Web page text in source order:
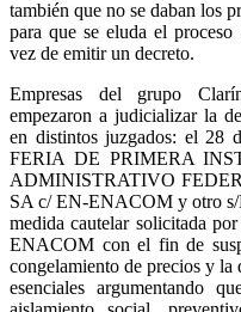
también que no se daban los
para que se eluda el
vez de emitir un decreto.
Empresas del grupo
empezaron a judicializar la
en distintos juzgados: el 28
FERIA DE PRIMERA
ADMINISTRATIVO
SA c/ EN-ENACOM y otro s/
medida cautelar solicitada
ENACOM con el fin de
congelamiento de precios y
esenciales argumentando